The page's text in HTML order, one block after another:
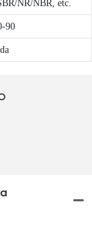
NR/NBR, etc.
90